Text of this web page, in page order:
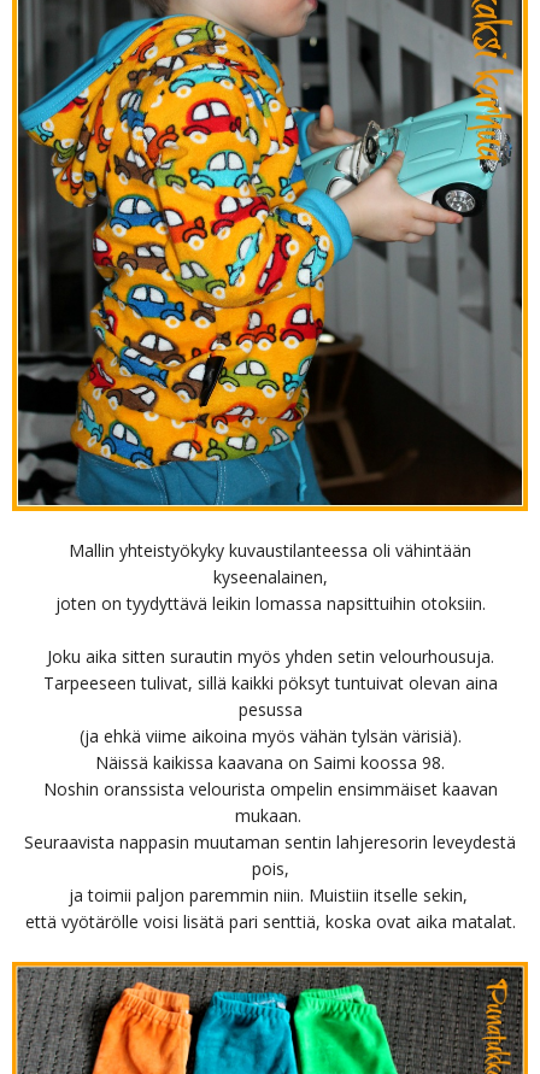
Mallin yhteistyökyky kuvaustilanteessa oli vähintään
kyseenalainen,
joten on tyydyttävä leikin lomassa napsittuihin otoksiin.
Joku aika sitten surautin myös yhden setin velourhousuja.
Tarpeeseen tulivat, sillä kaikki pöksyt tuntuivat olevan aina
pesussa
(ja ehkä viime aikoina myös vähän tylsän värisiä).
Näissä kaikissa kaavana on Saimi koossa 98.
Noshin oranssista velourista ompelin ensimmäiset kaavan
mukaan.
Seuraavista nappasin muutaman sentin lahjeresorin leveydestä
pois,
ja toimii paljon paremmin niin. Muistiin itselle sekin,
että vyötärölle voisi lisätä pari senttiä, koska ovat aika matalat.